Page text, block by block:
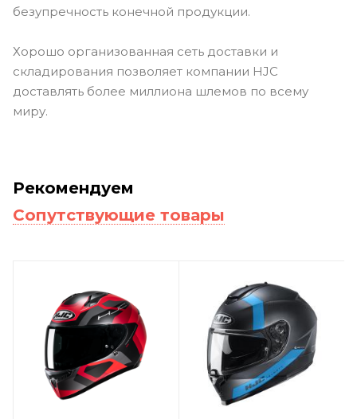
безупречность конечной продукции.
Хорошо организованная сеть доставки и
складирования позволяет компании HJC
доставлять более миллиона шлемов по всему
миру.
Рекомендуем
Сопутствующие товары